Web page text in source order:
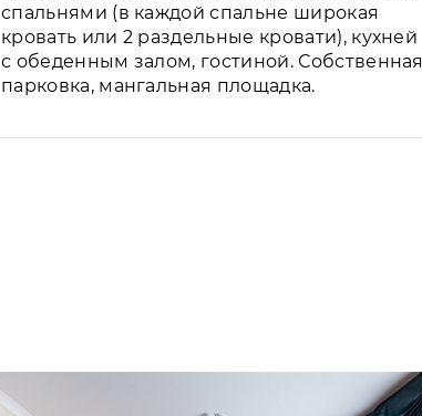
спальнями (в каждой спальне широкая
кровать или 2 раздельные кровати), кухней
с обеденным залом, гостиной. Собственная
парковка, мангальная площадка.